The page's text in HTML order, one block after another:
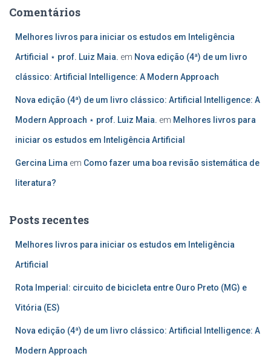
Comentários
Melhores livros para iniciar os estudos em Inteligência
Artificial ⋆ prof. Luiz Maia. em Nova edição (4ª) de um livro
clássico: Artificial Intelligence: A Modern Approach
Nova edição (4ª) de um livro clássico: Artificial Intelligence: A
Modern Approach ⋆ prof. Luiz Maia. em Melhores livros para
iniciar os estudos em Inteligência Artificial
Gercina Lima em Como fazer uma boa revisão sistemática de
literatura?
Posts recentes
Melhores livros para iniciar os estudos em Inteligência
Artificial
Rota Imperial: circuito de bicicleta entre Ouro Preto (MG) e
Vitória (ES)
Nova edição (4ª) de um livro clássico: Artificial Intelligence: A
Modern Approach